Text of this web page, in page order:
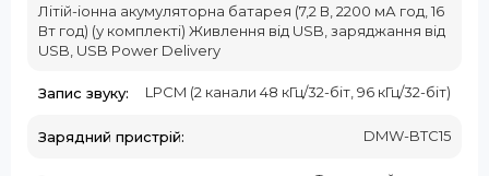
Літій-іонна акумуляторна батарея (7,2 В, 2200 мА год, 16
Вт год) (у комплекті) Живлення від USB, заряджання від
USB, USB Power Delivery
Запис звуку: LPCM (2 канали 48 кГц/32-біт, 96 кГц/32-біт)
Зарядний пристрій: DMW-BTC15